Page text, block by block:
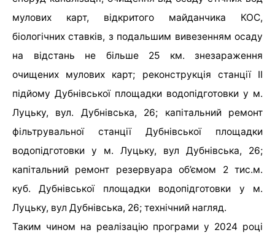
мулових карт, відкритого майданчика КОС,
біологічних ставків, з подальшим вивезенням осаду
на відстань не більше 25 км. знезараження
очищених мулових карт; реконструкція станції II
підйому Дубнівської площадки водопідготовки у м.
Луцьку, вул. Дубнівська, 26; капітальний ремонт
фільтрувальної станції Дубнівської площадки
водопідготовки у м. Луцьку, вул Дубнівська, 26;
капітальний ремонт резервуара об’ємом 2 тис.м.
куб. Дубнівської площадки водопідготовки у м.
Луцьку, вул Дубнівська, 26; технічний нагляд.
Таким чином на реалізацію програми у 2024 році